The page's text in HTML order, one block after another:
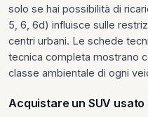
solo se hai possibilità di
5, 6, 6d) influisce sulle
centri urbani. Le schede
tecnica completa mostrano
classe ambientale di ogni
Acquistare un SUV